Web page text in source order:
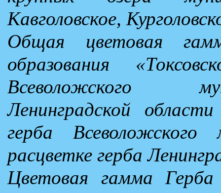
Кавголовское,
Общая цветовая
образования
Всеволожского
Ленинградской
герба Всеволожского
расцветке герба
Цветовая гамма Герба